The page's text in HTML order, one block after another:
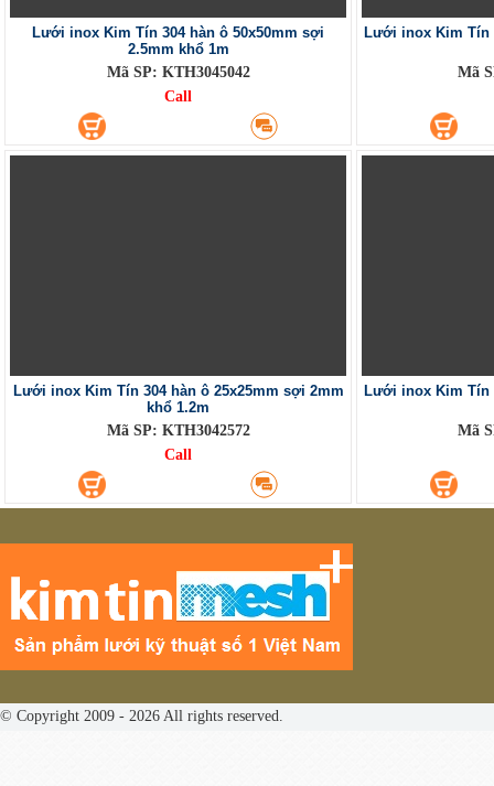
Lưới inox Kim Tín 304 hàn ô 50x50mm sợi
2.5mm khổ 1m
Mã SP: KTH3045042
Call
Lưới inox Kim Tín
Mã
Lưới inox Kim Tín 304 hàn ô 25x25mm sợi 2mm
khổ 1.2m
Mã SP: KTH3042572
Call
Lưới inox Kim Tín
Mã
© Copyright 2009 - 2026 All rights reserved.